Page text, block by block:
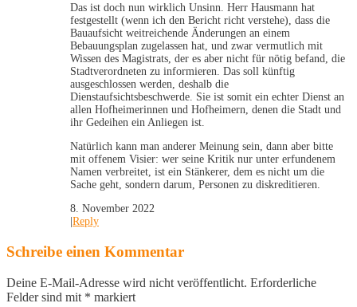
Das ist doch nun wirklich Unsinn. Herr Hausmann hat
festgestellt (wenn ich den Bericht richt verstehe), dass die
Bauaufsicht weitreichende Änderungen an einem
Bebauungsplan zugelassen hat, und zwar vermutlich mit
Wissen des Magistrats, der es aber nicht für nötig befand, die
Stadtverordneten zu informieren. Das soll künftig
ausgeschlossen werden, deshalb die
Dienstaufsichtsbeschwerde. Sie ist somit ein echter Dienst an
allen Hofheimerinnen und Hofheimern, denen die Stadt und
ihr Gedeihen ein Anliegen ist.
Natürlich kann man anderer Meinung sein, dann aber bitte
mit offenem Visier: wer seine Kritik nur unter erfundenem
Namen verbreitet, ist ein Stänkerer, dem es nicht um die
Sache geht, sondern darum, Personen zu diskreditieren.
8. November 2022
Reply
Schreibe einen Kommentar
Deine E-Mail-Adresse wird nicht veröffentlicht. Erforderliche
Felder sind mit * markiert